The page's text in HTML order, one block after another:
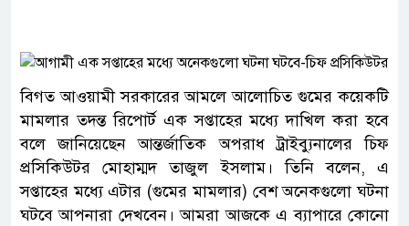
বিগত আওয়ামী সরকারের আমলে আলোচিত গুমের কয়েকটি
মামলার তদন্ত রিপোর্ট এক সপ্তাহের মধ্যে দাখিল করা হবে
বলে জানিয়েছেন আন্তর্জাতিক অপরাধ ট্রাইব্যুনালের চিফ
প্রসিকিউটর মোহাম্মদ তাজুল ইসলাম। তিনি বলেন, এ
সপ্তাহের মধ্যে এটার (গুমের মামলার) বেশ অনেকগুলো ঘটনা
ঘটবে আপনারা দেখবেন। আমরা আজকে এ ব্যাপারে কোনো